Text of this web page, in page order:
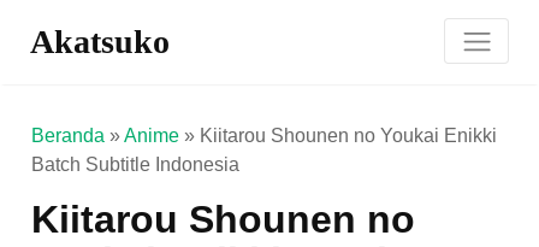
Akatsuko
Beranda »Anime » Kiitarou Shounen no Youkai Enikki
Batch Subtitle Indonesia
Kiitarou Shounen no